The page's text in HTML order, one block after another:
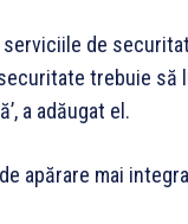
de
trebuie să
a adăugat el.
apărare mai